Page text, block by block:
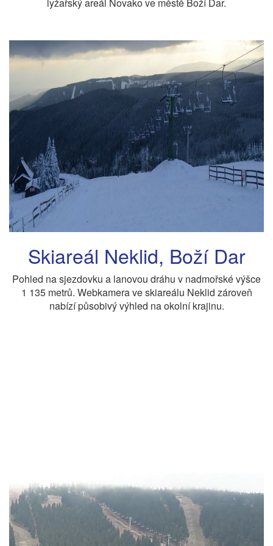
Skiareál Neklid, Boží Dar
Pohled na sjezdovku a lanovou dráhu v nadmořské výšce
1 135 metrů. Webkamera ve skiareálu Neklid zároveň
nabízí působivý výhled na okolní krajinu.